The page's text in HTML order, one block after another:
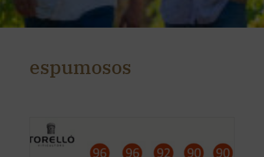
espumosos